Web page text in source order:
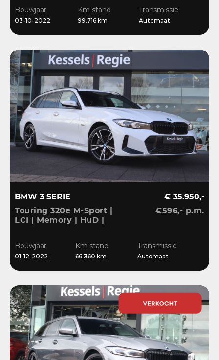
Dravit
Bouwjaar
03-10-2022
Km stand
99.716 km
Transmissie
Automaat
BMW 3 SERIE
Touring 320e M-Sport |
LCI | Memory | HuD |
Stoelverwarming
€ 35.950,-
€596,- p.m.
Bouwjaar
01-12-2022
Km stand
66.360 km
Transmissie
Automaat